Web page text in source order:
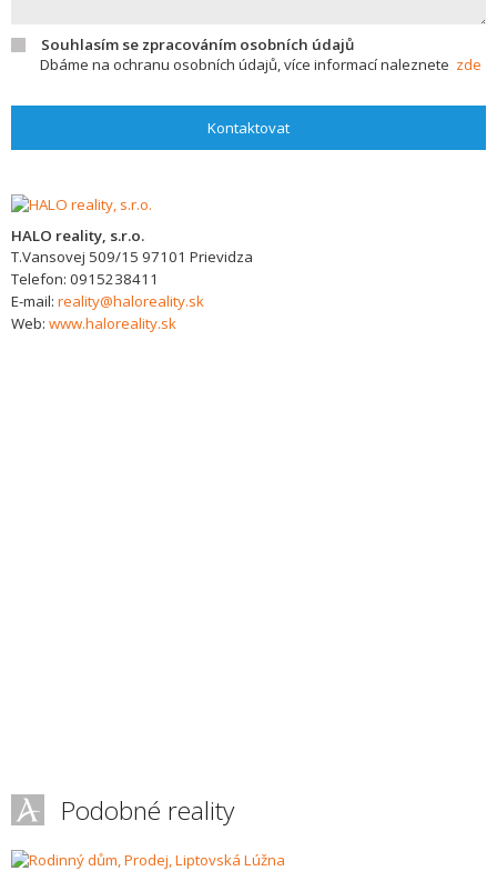
Souhlasím se zpracováním osobních údajů
Dbáme na ochranu osobních údajů, více informací naleznete zde
Kontaktovat
HALO reality, s.r.o.
T.Vansovej 509/15 97101 Prievidza
Telefon: 0915238411
E-mail: reality@haloreality.sk
Web: www.haloreality.sk
Podobné reality